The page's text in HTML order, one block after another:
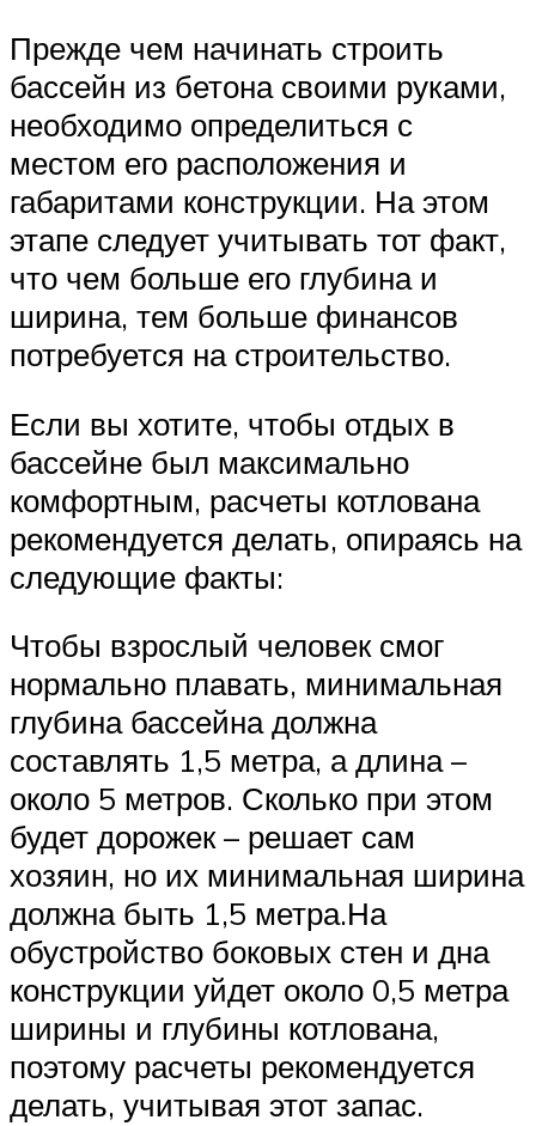
Прежде чем начинать строить
бассейн из бетона своими руками,
необходимо определиться с
местом его расположения и
габаритами конструкции. На этом
этапе следует учитывать тот факт,
что чем больше его глубина и
ширина, тем больше финансов
потребуется на строительство.
Если вы хотите, чтобы отдых в
бассейне был максимально
комфортным, расчеты котлована
рекомендуется делать, опираясь на
следующие факты:
Чтобы взрослый человек смог
нормально плавать, минимальная
глубина бассейна должна
составлять 1,5 метра, а длина –
около 5 метров. Сколько при этом
будет дорожек – решает сам
хозяин, но их минимальная ширина
должна быть 1,5 метра.На
обустройство боковых стен и дна
конструкции уйдет около 0,5 метра
ширины и глубины котлована,
поэтому расчеты рекомендуется
делать, учитывая этот запас.